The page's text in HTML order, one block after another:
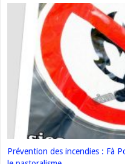
Prévention des incendies : Fà